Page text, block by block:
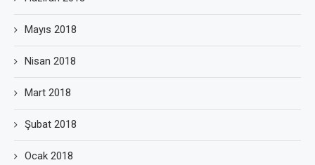
Mayıs 2018
Nisan 2018
Mart 2018
Şubat 2018
Ocak 2018